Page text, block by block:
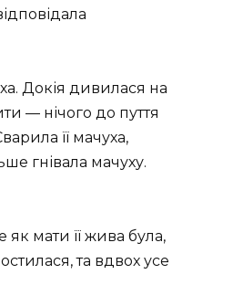
Докія дивилася на
— нічого до пуття
її мачуха,
гнівала мачуху.
мати її жива була,
та вдвох усе